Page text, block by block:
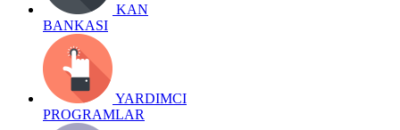
KAN
BANKASI
YARDIMCI
PROGRAMLAR